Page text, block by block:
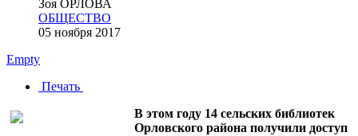
Зоя ОРЛОВА
ОБЩЕСТВО
05 ноября 2017
Empty
Печать
В этом году 14 сельских библиотек
Орловского района получили доступ